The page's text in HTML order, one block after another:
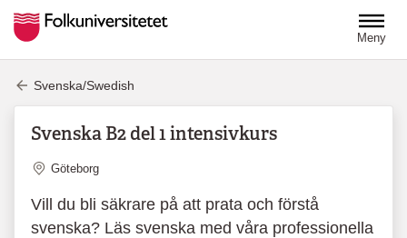
Meny
Svenska/Swedish
Svenska B2 del 1 intensivkurs
Plats
Göteborg
Vill du bli säkrare på att prata och förstå
svenska? Läs svenska med våra professionella